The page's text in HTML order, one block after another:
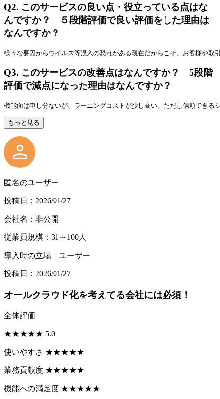
Q2. このサービスの良い点・役立っている点はな
んですか？ ５段階評価で良い評価をした理由は
なんですか？
様々な要因からウイルス等混入の恐れがある現在だからこそ、お客様や
Q3. このサービスの改善点はなんですか？ 5段階
評価で減点になった理由はなんですか？
機能面は申し分ないが、ラーニングコストが少し高い。ただし信頼できる
もっと見る
匿名のユーザー
投稿日：2026/01/27
会社名：非公開
従業員規模：31～100人
導入時の立場：ユーザー
投稿日：2026/01/27
オールクラウド化を考えてる会社には必須！
全体評価
★★★★★ 5.0
使いやすさ ★★★★★
業務貢献度 ★★★★★
機能への満足度 ★★★★★